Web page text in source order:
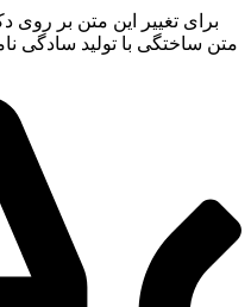
برای تغییر این متن بر روی
متن ساختگی با تولید سادگی